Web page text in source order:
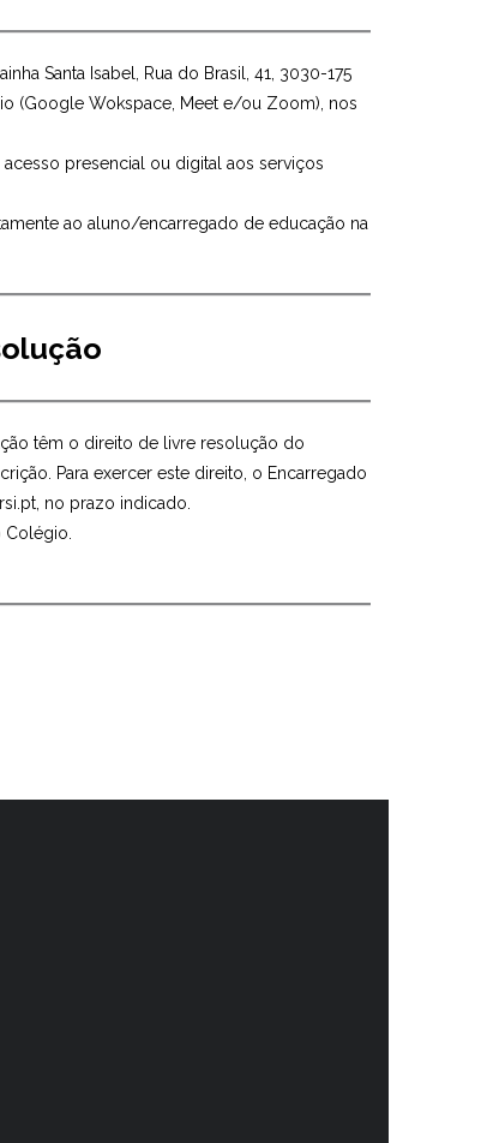
Santa Isabel, Rua do Brasil, 41, 3030-175
(Google Wokspace, Meet e/ou Zoom), nos
presencial ou digital aos serviços
ao aluno/encarregado de educação na
têm o direito de livre resolução do
Para exercer este direito, o Encarregado
no prazo indicado.